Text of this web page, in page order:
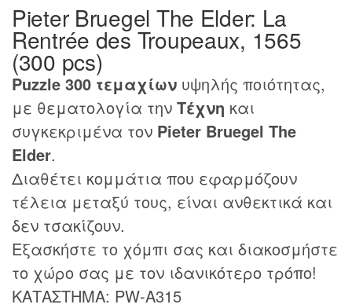
Pieter Bruegel The Elder: La
Rentrée des Troupeaux, 1565
(300 pcs)
Puzzle 300 τεμαχίων υψηλής ποιότητας,
με θεματολογία την Τέχνη και
συγκεκριμένα τον Pieter Bruegel The
Elder.
Διαθέτει κομμάτια που εφαρμόζουν
τέλεια μεταξύ τους, είναι ανθεκτικά και
δεν τσακίζουν.
Εξασκήστε το χόμπι σας και διακοσμήστε
το χώρο σας με τον ιδανικότερο τρόπο!
ΚΑΤΑΣΤΗΜΑ: PW-A315